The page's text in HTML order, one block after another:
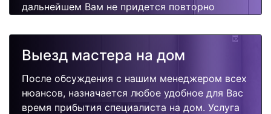
дальнейшем Вам не придется повторно
поломок.
Выезд мастера на дом
После обсуждения с нашим менеджером всех
нюансов, назначается любое удобное для Вас
время прибытия специалиста на дом. Услуга